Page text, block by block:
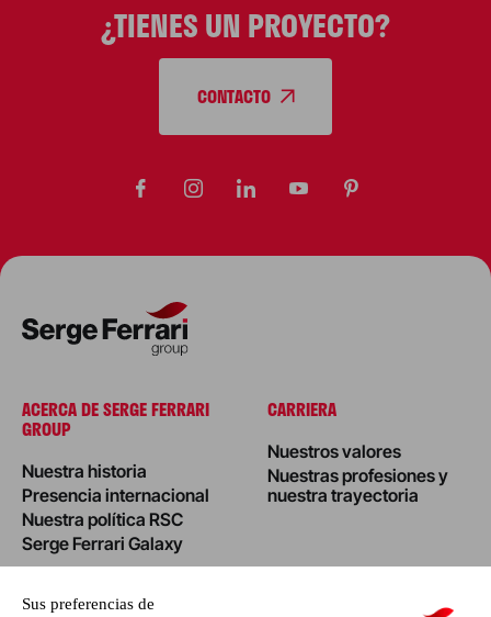
¿TIENES UN PROYECTO?
CONTACTO
ACERCA DE SERGE FERRARI
GROUP
Nuestra historia
Presencia internacional
Nuestra política RSC
Serge Ferrari Galaxy
CARRIERA
Nuestros valores
Nuestras profesiones y
nuestra trayectoria
BLOG